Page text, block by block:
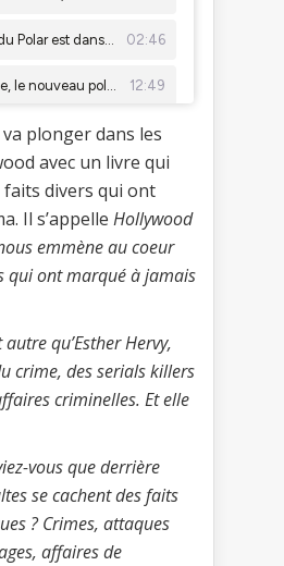
plonger dans les
avec un livre qui
divers qui ont
Il s’appelle Hollywood
emmène au coeur
qui ont marqué à jamais
qu’Esther Hervy,
crime, des serials killers
criminelles. Et elle
vous que derrière
se cachent des faits
? Crimes, attaques
affaires de